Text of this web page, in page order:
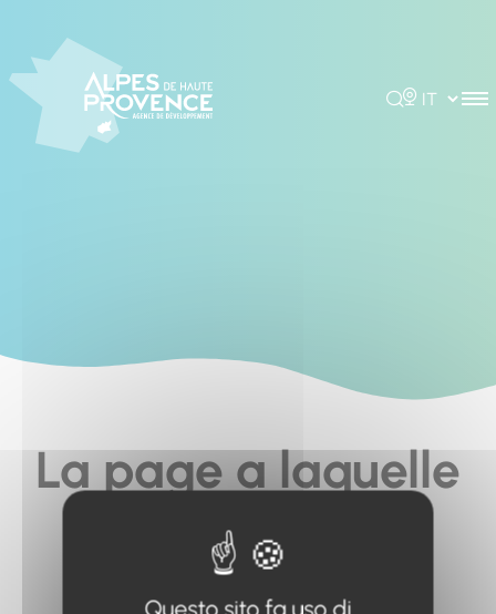
Rechercher
Choisir la
La page a laquelle
vous cherchez à
accéder n'existe
Questo sito fa uso di